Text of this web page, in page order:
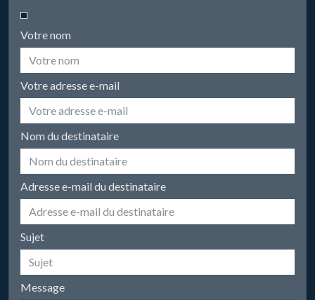
Votre nom
Votre adresse e-mail
Nom du destinataire
Adresse e-mail du destinataire
Sujet
Message